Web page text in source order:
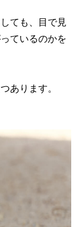
ても、目で見
ているのかを
あります。